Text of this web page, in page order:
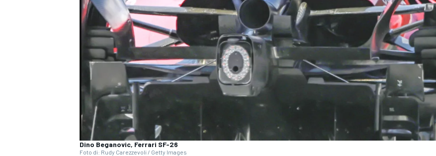
Dino Beganovic, Ferrari SF-26
Foto di: Rudy Carezzevoli / Getty Images